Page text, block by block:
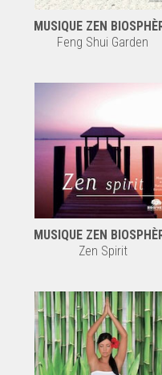
MUSIQUE ZEN
Feng Shui Garden
MUSIQUE ZEN
Zen Spirit